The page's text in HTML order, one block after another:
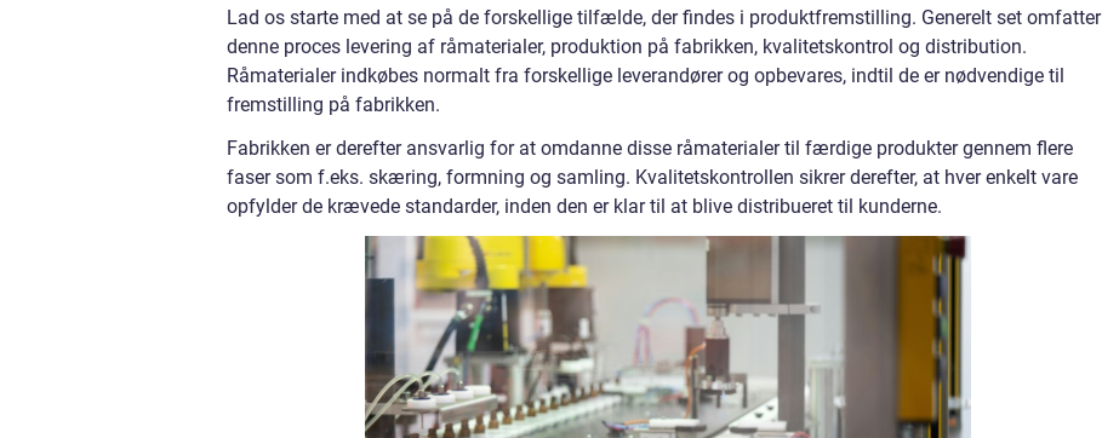
Lad os starte med at se på de forskellige tilfælde, der findes i produktfremstilling. Generelt set omfatter
denne proces levering af råmaterialer, produktion på fabrikken, kvalitetskontrol og distribution.
Råmaterialer indkøbes normalt fra forskellige leverandører og opbevares, indtil de er nødvendige til
fremstilling på fabrikken.
Fabrikken er derefter ansvarlig for at omdanne disse råmaterialer til færdige produkter gennem flere
faser som f.eks. skæring, formning og samling. Kvalitetskontrollen sikrer derefter, at hver enkelt vare
opfylder de krævede standarder, inden den er klar til at blive distribueret til kunderne.